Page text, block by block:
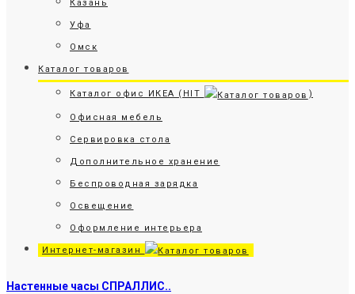
Казань
Уфа
Омск
Каталог товаров
Каталог офис ИКЕА (HIT )
Офисная мебель
Сервировка стола
Дополнительное хранение
Беспроводная зарядка
Освещение
Оформление интерьера
Интернет-магазин
Настенные часы СПРАЛЛИС..